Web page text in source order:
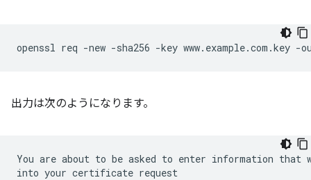
openssl req -new -sha256 -key www.example.com.key -
出力は次のようになります。
You are about to be asked to enter information that
into your certificate request